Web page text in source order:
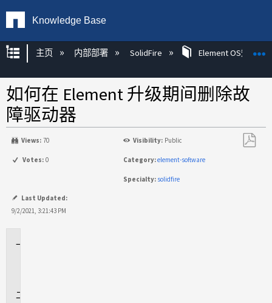
Knowledge Base
扩展/隐缩全局层次
主页 内部部署 SolidFire Element OS知识库
如何在 Element 升级期间删除故
障驱动器
Views: 70 Visibility: Public
Votes: 0 Category:element-software
Specialty: solidfire
Last Updated:
9/2/2021, 3:21:43 PM